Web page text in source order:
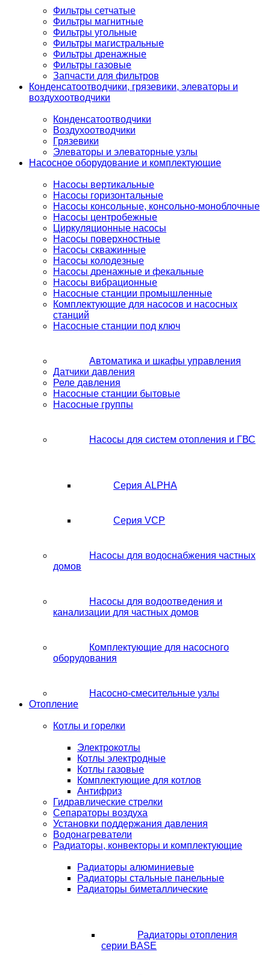
Фильтры сетчатые
Фильтры магнитные
Фильтры угольные
Фильтры магистральные
Фильтры дренажные
Фильтры газовые
Запчасти для фильтров
Конденсатоотводчики, грязевики, элеваторы и
воздухоотводчики
Конденсатоотводчики
Воздухоотводчики
Грязевики
Элеваторы и элеваторные узлы
Насосное оборудование и комплектующие
Насосы вертикальные
Насосы горизонтальные
Насосы консольные, консольно-моноблочные
Насосы центробежные
Циркуляционные насосы
Насосы поверхностные
Насосы скважинные
Насосы колодезные
Насосы дренажные и фекальные
Насосы вибрационные
Насосные станции промышленные
Комплектующие для насосов и насосных
станций
Насосные станции под ключ
Автоматика и шкафы управления
Датчики давления
Реле давления
Насосные станции бытовые
Насосные группы
Насосы для систем отопления и ГВС
Серия ALPHA
Серия VCP
Насосы для водоснабжения частных
домов
Насосы для водоотведения и
канализации для частных домов
Комплектующие для насосного
оборудования
Насосно-смесительные узлы
Отопление
Котлы и горелки
Электрокотлы
Котлы электродные
Котлы газовые
Комплектующие для котлов
Антифриз
Гидравлические стрелки
Сепараторы воздуха
Установки поддержания давления
Водонагреватели
Радиаторы, конвекторы и комплектующие
Радиаторы алюминиевые
Радиаторы стальные панельные
Радиаторы биметаллические
Радиаторы отопления
серии BASE